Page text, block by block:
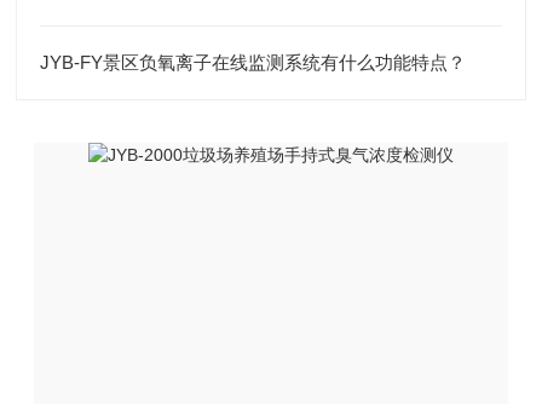
JYB-FY景区负氧离子在线监测系统有什么功能特点？